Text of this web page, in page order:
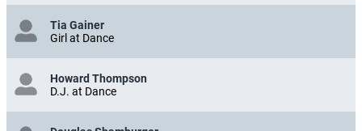
Tia Gainer
Girl at Dance
Howard Thompson
D.J. at Dance